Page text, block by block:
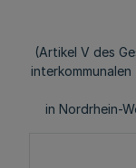
(Artikel V des
in Nordrhein-